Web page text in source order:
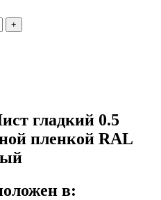
+
гладкий 0.5
пленкой RAL
в: